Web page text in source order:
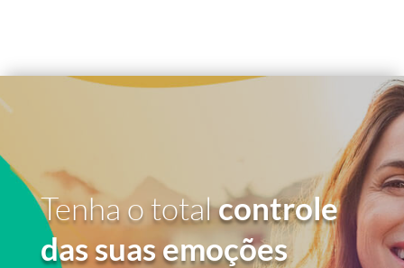
Tenha o totalcontrole
das suas emoções